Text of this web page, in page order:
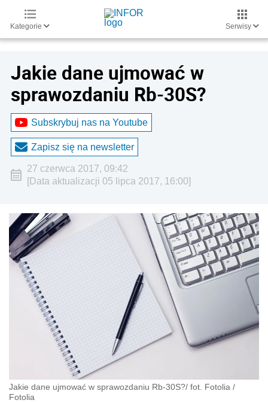
Kategorie Serwisy
Jakie dane ujmować w
sprawozdaniu Rb-30S?
Subskrybuj nas na Youtube
Zapisz się na newsletter
27 czerwca 2017, 09:42
[Data aktualizacji 05 lipca 2017, 16:00]
Jakie dane ujmować w sprawozdaniu Rb-30S?/ fot. Fotolia /
Fotolia